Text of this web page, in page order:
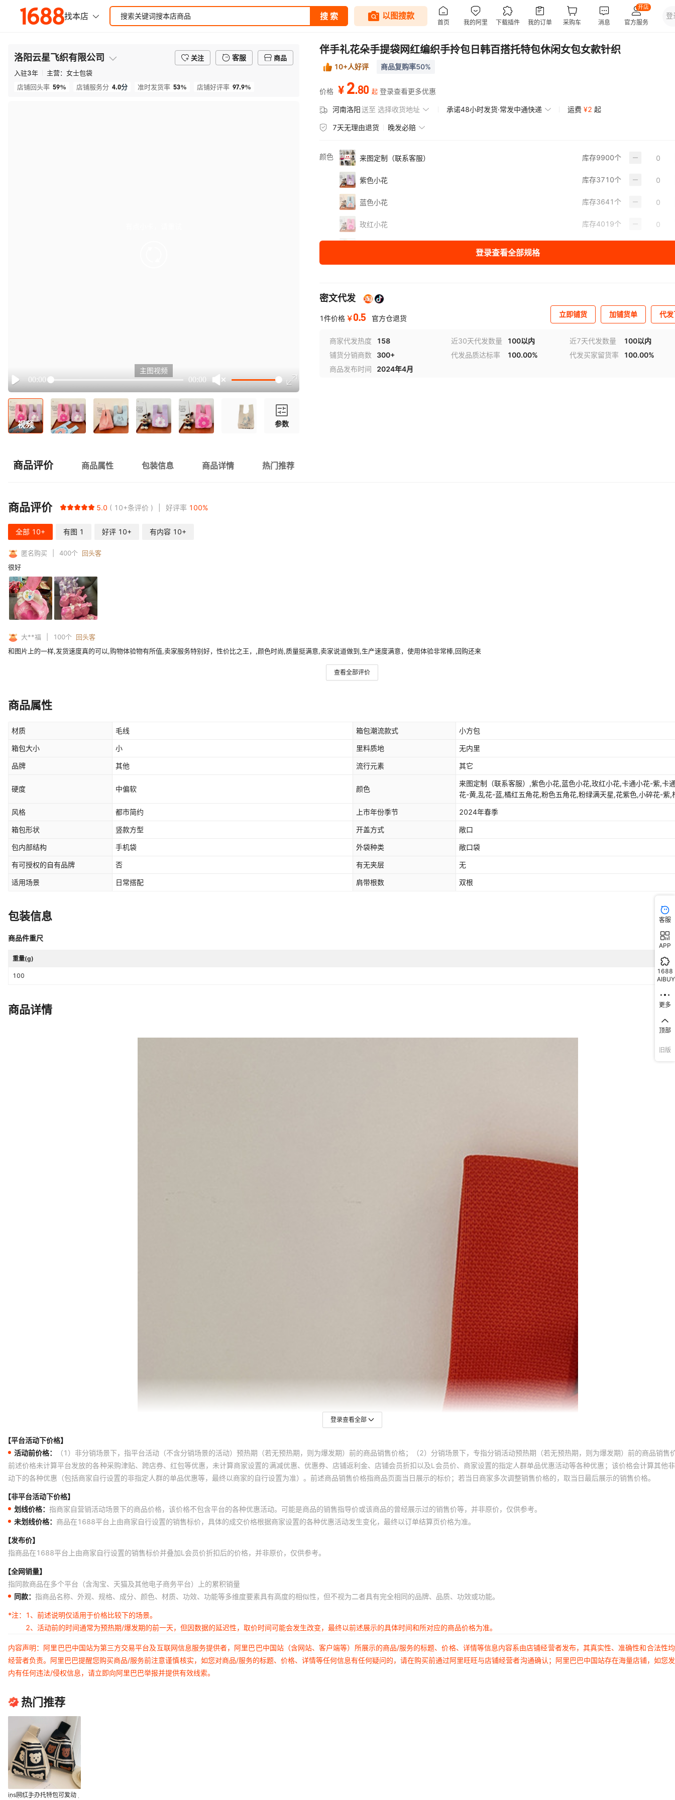
洛阳云星飞织有限公司 关注 客服
商品
入驻3年 主营： 女士包袋
店铺回头率 59% 店铺服务分 4.0分 准时发货率 53% 店铺好评率 97.9%
Play
00:00 00:00
主图视频
视频 参数
伴手礼花朵手提袋网红编织手拎包日韩百搭托特包休闲女包女款针织
10+人好评 商品复购率50%
价格 ¥ 2.80 起 登录查看更多优惠
河南洛阳送至 选择收货地址 承诺48小时发货·常发中通快递 运费 ¥2 起
7天无理由退货 晚发必赔
颜色 来图定制（联系客服） 库存9900个
紫色小花 库存3710个
蓝色小花 库存3641 个
玫红小花 库存4019个
粉色五角花 库存2个
郁金香-粉 库存3735个
登录查看全部规格
密文代发
1件价格 ￥0.5 官方仓退货 立即铺货 加铺货单 代
商家代发热度 158 近30天代发数量 100以内 近7天代发数量
100以内
铺货分销商数
300+ 代发品质达标率 100.00% 代发买家留货率
100.00%
商品发布时间
2024年4月
商品评价 商品属性 包装信息 商品详情 热门推荐
商品评价 5.0 10+条评价 好评率 100%
全部 10+ 有图 1 好评 10+ 有内容 10+
匿名购买 400个 回头客
很好
大**福 100个 回头客
和图片上的一样,发货速度真的可以,购物体验物有所值,卖家服务特别好，性价比之王，,颜色时尚,质量挺满意,卖家说道做到,生产速度满意，使用体验非常棒,回购还来
查看全部评价
商品属性
材质 毛线 箱包潮流款式 小方包
箱包大小 小 里料质地 无内里
品牌 其他 流行元素 其它
硬度 中偏软 颜色
来图定制（联系客服）,紫色小花,蓝色小花,玫红小花,卡通小花-紫,卡
花-黄,乱花-蓝,橘红五角花,粉色五角花,粉绿满天星,花紫色,小碎花-紫,
风格 都市简约 上市年份季节 2024年春季
箱包形状 竖款方型 开盖方式 敞口
包内部结构 手机袋 外袋种类 敞口袋
有可授权的自有品牌 否 有无夹层 无
适用场景 日常搭配 肩带根数 双根
包装信息
商品件重尺
重量(g)
100
商品详情
登录查看全部
【平台活动下价格】
活动前价格：
（1）非分销场景下，指平台活动（不含分销场景的活动）预热期（若无预热期，则为爆发期）前的商品销售价格；（2）分销场景下，专指分销活动预热期（若无预热期，则为爆发期）前的商品销售
前述价格未计算平台发放的各种采购津贴、跨店券、红包等优惠，未计算商家设置的满减优惠、优惠券、店铺返利金、店铺会员折扣以及L会员价、商家设置的指定人群单品优惠活动等各种优惠；该价格会计算其他
动下的各种优惠（包括商家自行设置的非指定人群的单品优惠等，最终以商家的自行设置为准）。前述商品销售价格指商品页面当日展示的标价；若当日商家多次调整销售价格的，取当日最后展示的销售价格。
【非平台活动下价格】
划线价格： 指商家自营销活动场景下的商品价格，该价格不包含平台的各种优惠活动。可能是商品的销售指导价或该商品的曾经展示过的销售价等，并非原价，仅供参考。
未划线价格： 商品在1688平台上由商家自行设置的销售标价，具体的成交价格根据商家设置的各种优惠活动发生变化，最终以订单结算页价格为准。
【发布价】
指商品在1688平台上由商家自行设置的销售标价并叠加L会员价折扣后的价格，并非原价，仅供参考。
【全网销量】
指同款商品在多个平台（含淘宝、天猫及其他电子商务平台）上的累积销量
同款： 指商品名称、外观、规格、成分、颜色、材质、功效、功能等多维度要素具有高度的相似性，但不视为二者具有完全相同的品牌、品质、功效或功能。
*注：
1、前述说明仅适用于价格比较下的场景。
2、活动前的时间通常为预热期/爆发期的前一天，但因数据的延迟性，取价时间可能会发生改变，最终以前述展示的具体时间和所对应的商品价格为准。
内容声明：阿里巴巴中国站为第三方交易平台及互联网信息服务提供者，阿里巴巴中国站（含网站、客户端等）所展示的商品/服务的标题、价格、详情等信息内容系由店铺经营者发布，其真实性、准确性和合法性
经营者负责。阿里巴巴提醒您购买商品/服务前注意谨慎核实，如您对商品/服务的标题、价格、详情等任何信息有任何疑问的，请在购买前通过阿里旺旺与店铺经营者沟通确认；阿里巴巴中国站存在海量店铺，如您
内有任何违法/侵权信息，请立即向阿里巴巴举报并提供有效线索。
热门推荐
ins网红手办托特包可爱动
客服
APP
1688
AIBUY
更多
顶部
旧版